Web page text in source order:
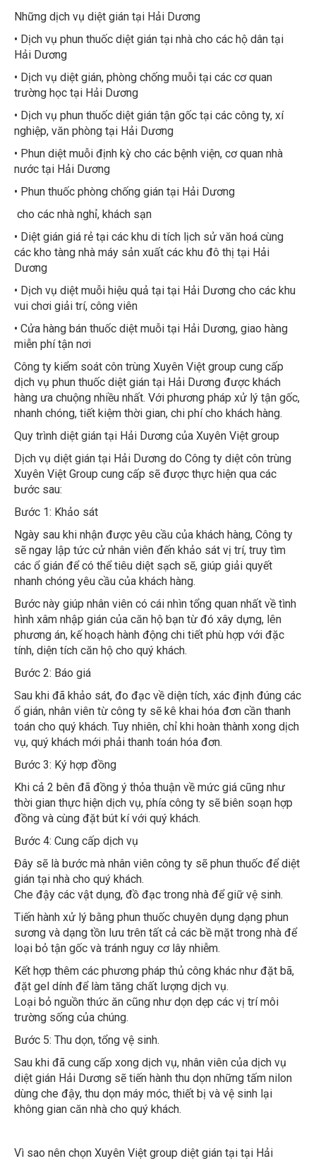
Những dịch vụ diệt gián tại Hải Dương
• Dịch vụ phun thuốc diệt gián tại nhà cho các hộ dân tại
Hải Dương
• Dịch vụ diệt gián, phòng chống muỗi tại các cơ quan
trường học tại Hải Dương
• Dịch vụ phun thuốc diệt gián tận gốc tại các công ty, xí
nghiệp, văn phòng tại Hải Dương
• Phun diệt muỗi định kỳ cho các bệnh viện, cơ quan nhà
nước tại Hải Dương
• Phun thuốc phòng chống gián tại Hải Dương
cho các nhà nghỉ, khách sạn
• Diệt gián giá rẻ tại các khu di tích lịch sử văn hoá cùng
các kho tàng nhà máy sản xuất các khu đô thị tại Hải
Dương
• Dịch vụ diệt muỗi hiệu quả tại tại Hải Dương cho các khu
vui chơi giải trí, công viên
• Cửa hàng bán thuốc diệt muỗi tại Hải Dương, giao hàng
miễn phí tận nơi
Công ty kiểm soát côn trùng Xuyên Việt group cung cấp
dịch vụ phun thuốc diệt gián tại Hải Dương được khách
hàng ưa chuộng nhiều nhất. Với phương pháp xử lý tận gốc,
nhanh chóng, tiết kiệm thời gian, chi phí cho khách hàng.
Quy trình diệt gián tại Hải Dương của Xuyên Việt group
Dịch vụ diệt gián tại Hải Dương do Công ty diệt côn trùng
Xuyên Việt Group cung cấp sẽ được thực hiện qua các
bước sau:
Bước 1: Khảo sát
Ngày sau khi nhận được yêu cầu của khách hàng, Công ty
sẽ ngay lập tức cử nhân viên đến khảo sát vị trí, truy tìm
các ổ gián để có thể tiêu diệt sạch sẽ, giúp giải quyết
nhanh chóng yêu cầu của khách hàng.
Bước này giúp nhân viên có cái nhìn tổng quan nhất về tình
hình xâm nhập gián của căn hộ bạn từ đó xây dựng, lên
phương án, kế hoạch hành động chi tiết phù hợp với đặc
tính, diện tích căn hộ cho quý khách.
Bước 2: Báo giá
Sau khi đã khảo sát, đo đạc về diện tích, xác định đúng các
ổ gián, nhân viên từ công ty sẽ kê khai hóa đơn cần thanh
toán cho quý khách. Tuy nhiên, chỉ khi hoàn thành xong dịch
vụ, quý khách mới phải thanh toán hóa đơn.
Bước 3: Ký hợp đồng
Khi cả 2 bên đã đồng ý thỏa thuận về mức giá cũng như
thời gian thực hiện dịch vụ, phía công ty sẽ biên soạn hợp
đồng và cùng đặt bút kí với quý khách.
Bước 4: Cung cấp dịch vụ
Đây sẽ là bước mà nhân viên công ty sẽ phun thuốc để diệt
gián tại nhà cho quý khách.
Che đậy các vật dụng, đồ đạc trong nhà để giữ vệ sinh.
Tiến hành xử lý bằng phun thuốc chuyên dụng dạng phun
sương và dạng tồn lưu trên tất cả các bề mặt trong nhà để
loại bỏ tận gốc và tránh nguy cơ lây nhiễm.
Kết hợp thêm các phương pháp thủ công khác như đặt bã,
đặt gel dính để làm tăng chất lượng dịch vụ.
Loại bỏ nguồn thức ăn cũng như dọn dẹp các vị trí môi
trường sống của chúng.
Bước 5: Thu dọn, tổng vệ sinh.
Sau khi đã cung cấp xong dịch vụ, nhân viên của dịch vụ
diệt gián Hải Dương sẽ tiến hành thu dọn những tấm nilon
dùng che đậy, thu dọn máy móc, thiết bị và vệ sinh lại
không gian căn nhà cho quý khách.
Vì sao nên chọn Xuyên Việt group diệt gián tại tại Hải